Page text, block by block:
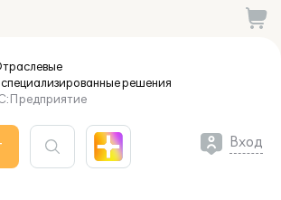
решения
Вход